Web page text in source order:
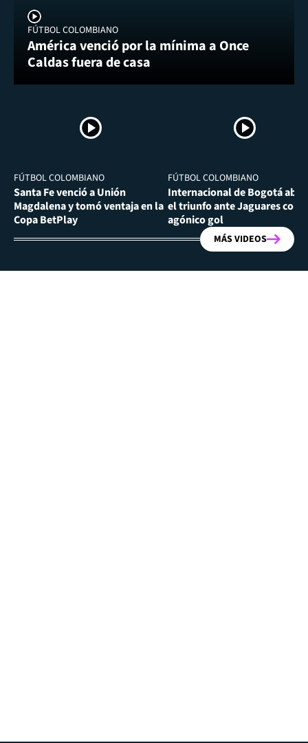
FÚTBOL COLOMBIANO
América venció por la mínima a Once
Caldas fuera de casa
FÚTBOL COLOMBIANO
Santa Fe venció a Unión
Magdalena y tomó ventaja en la
Copa BetPlay
FÚTBOL COLOMBIANO
Internacional de Bogotá
el triunfo ante Jaguares con
agónico gol
MÁS VIDEOS